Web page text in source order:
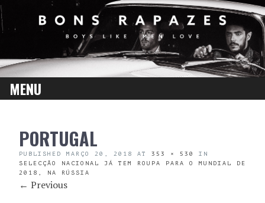
MENU
CONTENTPORTUGAL
PUBLISHED MARÇO 20, 2018 AT 353 × 530
IN
SELECÇÃO NACIONAL JÁ TEM ROUPA PARA O MUNDIAL DE
2018, NA RÚSSIA
← Previous